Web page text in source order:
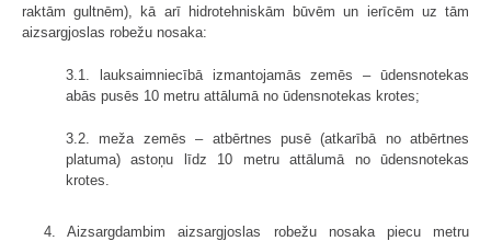
raktām gultnēm), kā arī hidrotehniskām būvēm un ierīcēm uz tām
aizsargjoslas robežu nosaka:
3.1. lauksaimniecībā izmantojamās zemēs – ūdensnotekas
abās pusēs 10 metru attālumā no ūdensnotekas krotes;
3.2. meža zemēs – atbērtnes pusē (atkarībā no atbērtnes
platuma) astoņu līdz 10 metru attālumā no ūdensnotekas
krotes.
4. Aizsargdambim aizsargjoslas robežu nosaka piecu metru